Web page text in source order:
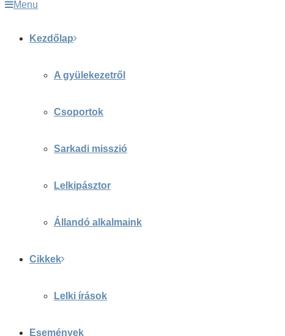
Menu
Kezdőlap
A gyülekezetről
Csoportok
Sarkadi misszió
Lelkipásztor
Állandó alkalmaink
Cikkek
Lelki írások
Események